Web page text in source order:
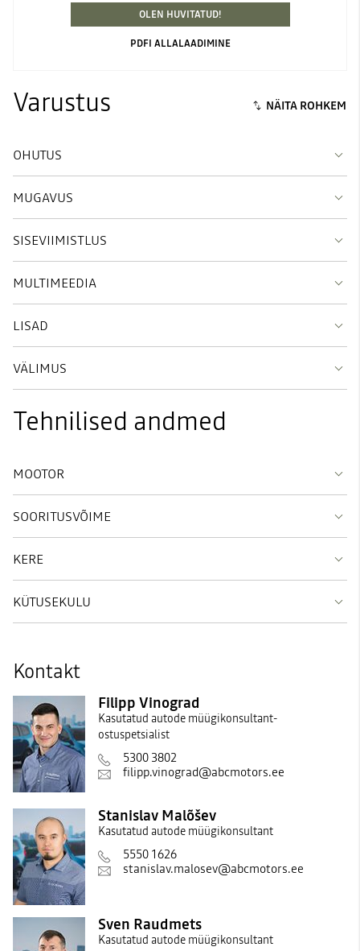
OLEN HUVITATUD!
PDFI ALLALAADIMINE
Varustus
OHUTUS
MUGAVUS
SISEVIIMISTLUS
MULTIMEEDIA
LISAD
VÄLIMUS
Tehnilised andmed
MOOTOR
SOORITUSVÕIME
KERE
KÜTUSEKULU
Kontakt
Filipp Vinograd
Kasutatud autode müügikonsultant-
ostuspetsialist
5300 3802
filipp.vinograd@abcmotors.ee
Stanislav Malõšev
Kasutatud autode müügikonsultant
5550 1626
stanislav.malosev@abcmotors.ee
Sven Raudmets
Kasutatud autode müügikonsultant